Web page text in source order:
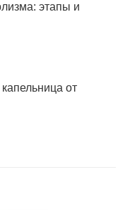
этапы и
от